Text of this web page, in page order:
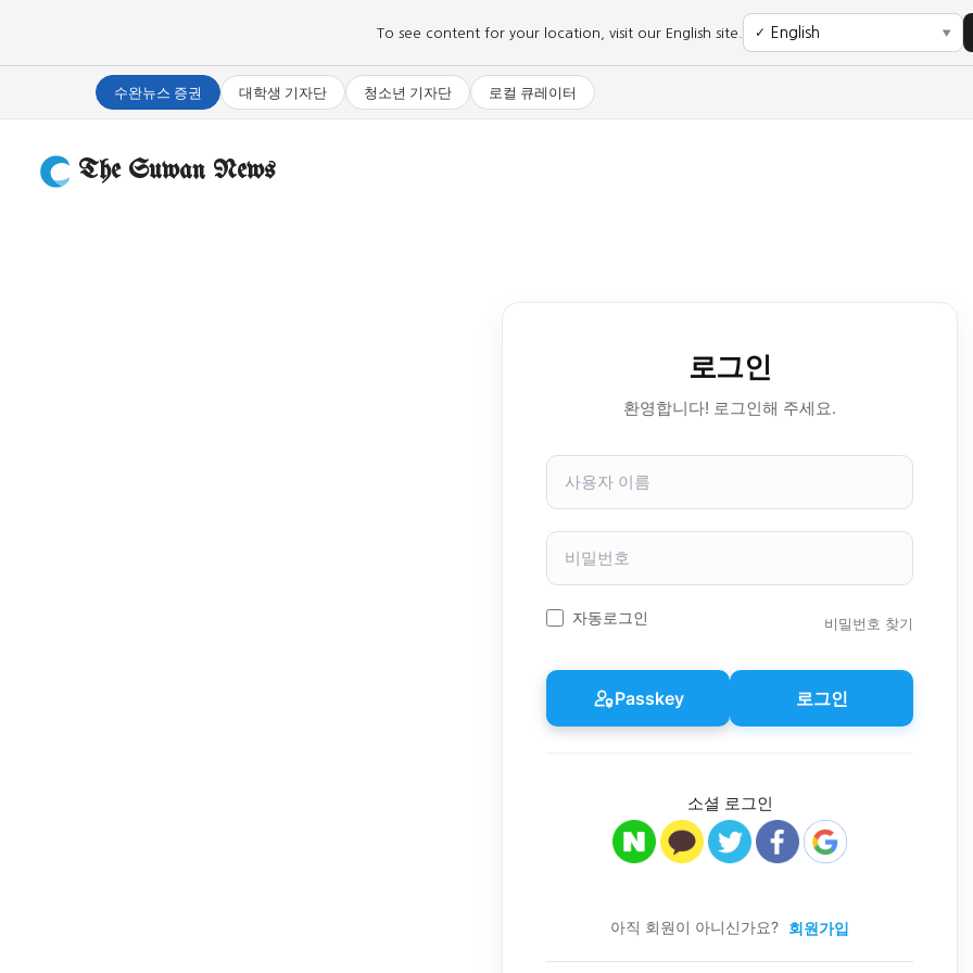
To see content for your location, visit our English site. ✓ ▼
수완뉴스 증권 대학생 기자단 청소년 기자단 로컬 큐레이터
The Suwan News
로그인
환영합니다! 로그인해 주세요.
사
자
이
비
번
호
자동로그인 비밀번호 찾기
Passkey 로그인
소셜 로그인
아직 회원이 아니신가요? 회원가입